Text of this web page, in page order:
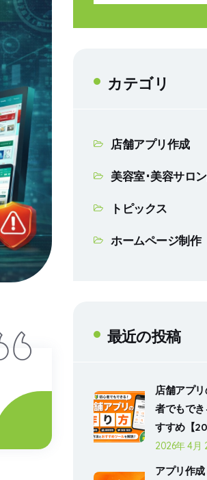
カテゴリ
店舗アプリ作成
美容室･美容サロ
トピックス
ホームページ制作
最近の投稿
店舗アプ
者でもで
すすめ【
2026年 4月
アプリ作